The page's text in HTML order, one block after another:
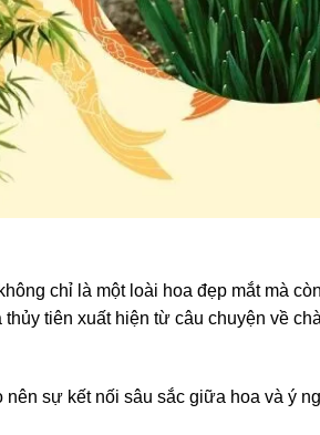
chỉ là một loài hoa đẹp mắt mà
thủy tiên xuất hiện từ câu chuyện về
nên sự kết nối sâu sắc giữa hoa và ý